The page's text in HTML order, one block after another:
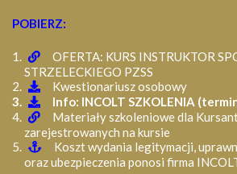
POBIERZ:
OFERTA: KURS INSTRUKTOR
STRZELECKIEGO PZSS
Kwestionariusz osobowy
Info: INCOLT SZKOLENIA
Materiały szkoleniowe dla
zarejestrowanych na kursie
Koszt wydania legitymacji,
oraz ubezpieczenia ponosi firma